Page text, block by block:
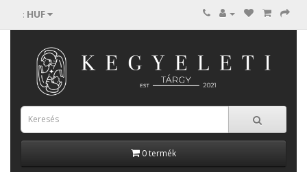
: HUF
0 termék